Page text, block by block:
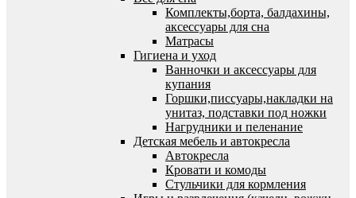
Комплекты,борта, балдахины,
аксессуары для сна
Матрасы
Гигиена и уход
Ванночки и аксессуары для
купания
Горшки,писсуары,накладки на
унитаз, подставки под ножки
Нагрудники и пеленание
Детская мебель и автокресла
Автокресла
Кровати и комоды
Стульчики для кормления